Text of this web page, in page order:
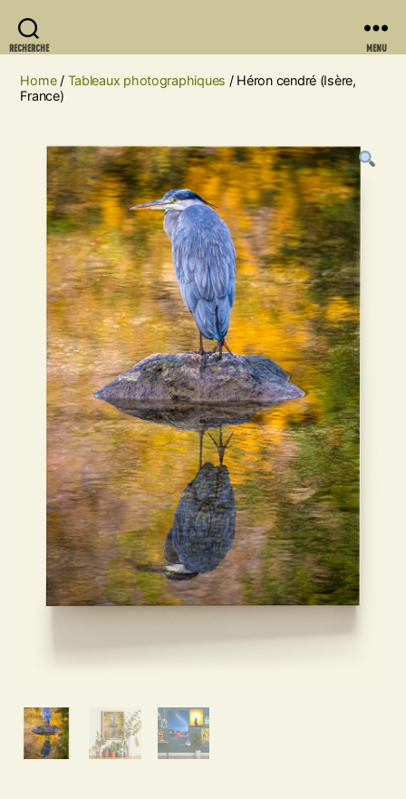
RECHERCHE MENU
Home/ Tableaux photographiques / Héron cendré (Isère,
France)